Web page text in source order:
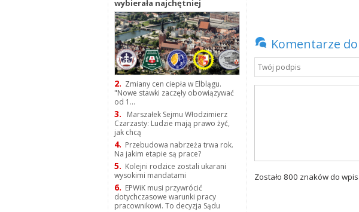
wybierała najchętniej
2. Zmiany cen ciepła w Elblągu.
"Nowe stawki zaczęły obowiązywać
od 1...
3.
Marszałek Sejmu Włodzimierz
Czarzasty: Ludzie mają prawo żyć,
jak chcą
4. Przebudowa nabrzeża trwa rok.
Na jakim etapie są prace?
5. Kolejni rodzice zostali ukarani
wysokimi mandatami
6. EPWiK musi przywrócić
dotychczasowe warunki pracy
pracownikowi. To decyzja Sądu
Komentarze
Zostało 800 znaków do